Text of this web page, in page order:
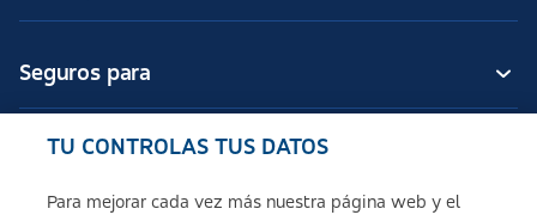
Seguros para
Seguros de ASISA
TU CONTROLAS TUS DATOS
Para mejorar cada vez más nuestra página web y el